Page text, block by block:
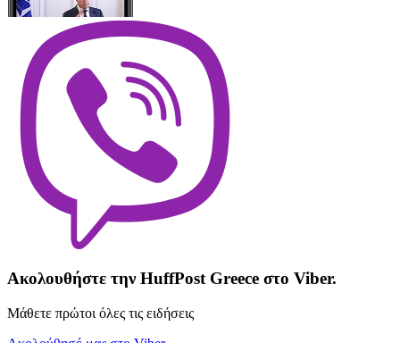
Ακολουθήστε την HuffPost Greece στο Viber.
Μάθετε πρώτοι όλες τις ειδήσεις